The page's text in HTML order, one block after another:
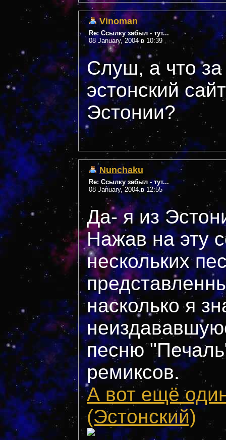
Vinoman
Re: Ссылку забыл - тут...
08 January, 2004 в 10:39
Слуш, а что
эстонский
Эстонии?
Nunchaku
Re: Ссылку забыл - тут...
08 January, 2004 в 12:55
Да- я из
Нажав на эту
нескольких
насколько я
песню
ремиксов.
А вот ещё
(Эстонский)